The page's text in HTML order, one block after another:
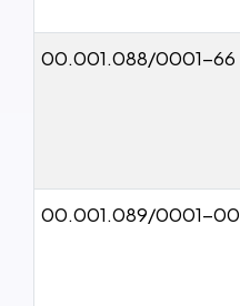
00.001.088/0001-66
00.001.089/0001-00